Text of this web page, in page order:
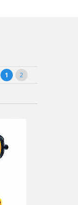
1 2